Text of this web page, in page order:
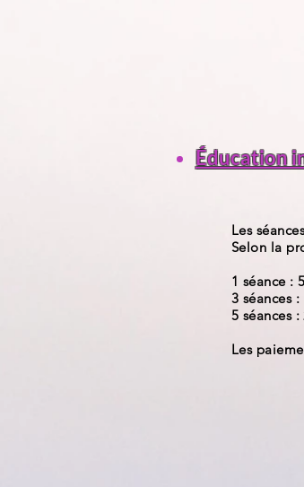
Éducation
Les
Selon la
1 séance :
3 séances
5 séances
Les